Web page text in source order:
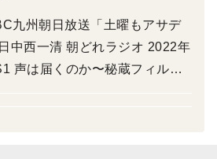
もっちり感と、上品な甘さがとて
は控えめで、飽きのこないお味
九州朝日放送「土曜もアサデ
中西一清 朝どれラジオ 2022年
ム